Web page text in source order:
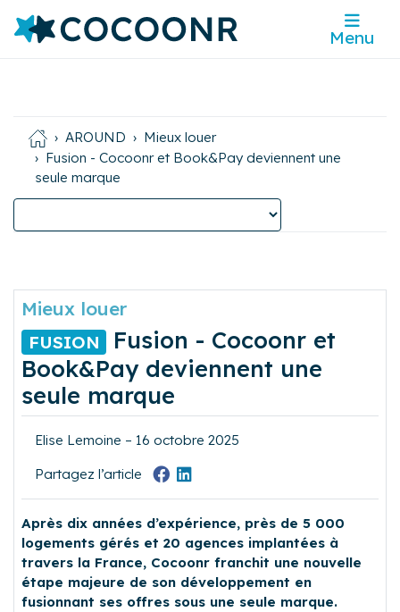
Menu
AROUND
Mieux louer
Fusion - Cocoonr et Book&Pay deviennent une
seule marque
Mieux louer
FUSION
Fusion - Cocoonr et
Book&Pay deviennent une
seule marque
Elise Lemoine – 16 octobre 2025
Partagez l’article
Après dix années d’expérience, près de 5 000
logements gérés et 20 agences implantées à
travers la France, Cocoonr franchit une nouvelle
étape majeure de son développement en
fusionnant ses offres sous une seule marque.